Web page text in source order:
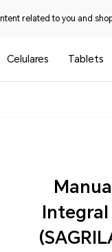
related to you and
Celulares Tablets
Manual del Sistema de
(SAGRILAFT) y Financiamiento de la